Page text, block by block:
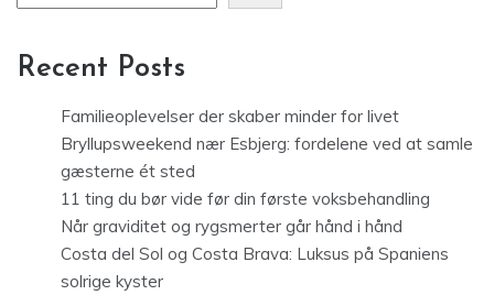
Recent Posts
Familieoplevelser der skaber minder for livet
Bryllupsweekend nær Esbjerg: fordelene ved at samle
gæsterne ét sted
11 ting du bør vide før din første voksbehandling
Når graviditet og rygsmerter går hånd i hånd
Costa del Sol og Costa Brava: Luksus på Spaniens
solrige kyster